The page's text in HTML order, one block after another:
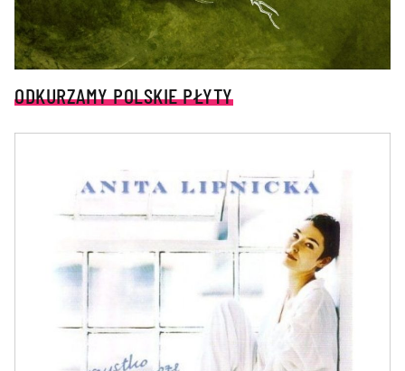
ODKURZAMY POLSKIE PŁYTY